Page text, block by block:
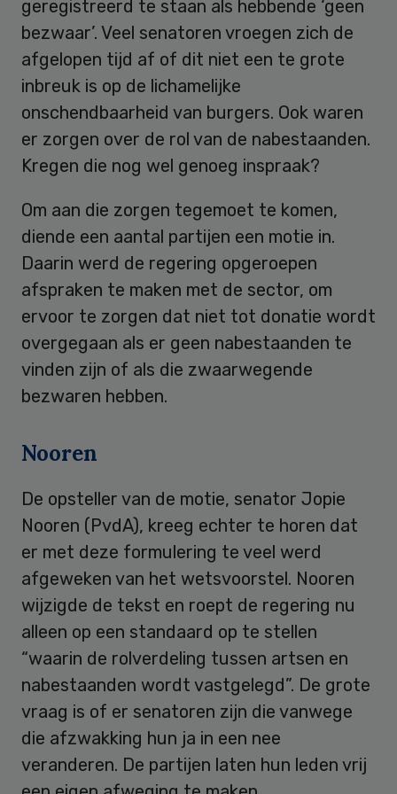
geregistreerd te staan als hebbende ‘geen
bezwaar’. Veel senatoren vroegen zich de
afgelopen tijd af of dit niet een te grote
inbreuk is op de lichamelijke
onschendbaarheid van burgers. Ook waren
er zorgen over de rol van de nabestaanden.
Kregen die nog wel genoeg inspraak?
Om aan die zorgen tegemoet te komen,
diende een aantal partijen een motie in.
Daarin werd de regering opgeroepen
afspraken te maken met de sector, om
ervoor te zorgen dat niet tot donatie wordt
overgegaan als er geen nabestaanden te
vinden zijn of als die zwaarwegende
bezwaren hebben.
Nooren
De opsteller van de motie, senator Jopie
Nooren (PvdA), kreeg echter te horen dat
er met deze formulering te veel werd
afgeweken van het wetsvoorstel. Nooren
wijzigde de tekst en roept de regering nu
alleen op een standaard op te stellen
“waarin de rolverdeling tussen artsen en
nabestaanden wordt vastgelegd”. De grote
vraag is of er senatoren zijn die vanwege
die afzwakking hun ja in een nee
veranderen. De partijen laten hun leden vrij